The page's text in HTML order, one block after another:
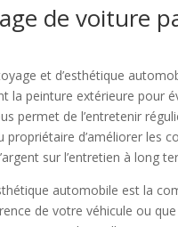
de voiture
et d’esthétique
la peinture extérieure pour
permet de l’entretenir
propriétaire d’améliorer les
sur l’entretien à long
automobile est la
de votre véhicule ou